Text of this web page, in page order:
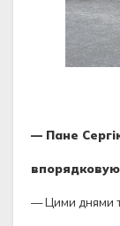
— Пане
— Цими днями